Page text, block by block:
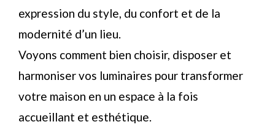
expression du style, du confort et de la
modernité d’un lieu.
Voyons comment bien choisir, disposer et
harmoniser vos luminaires pour transformer
votre maison en un espace à la fois
accueillant et esthétique.